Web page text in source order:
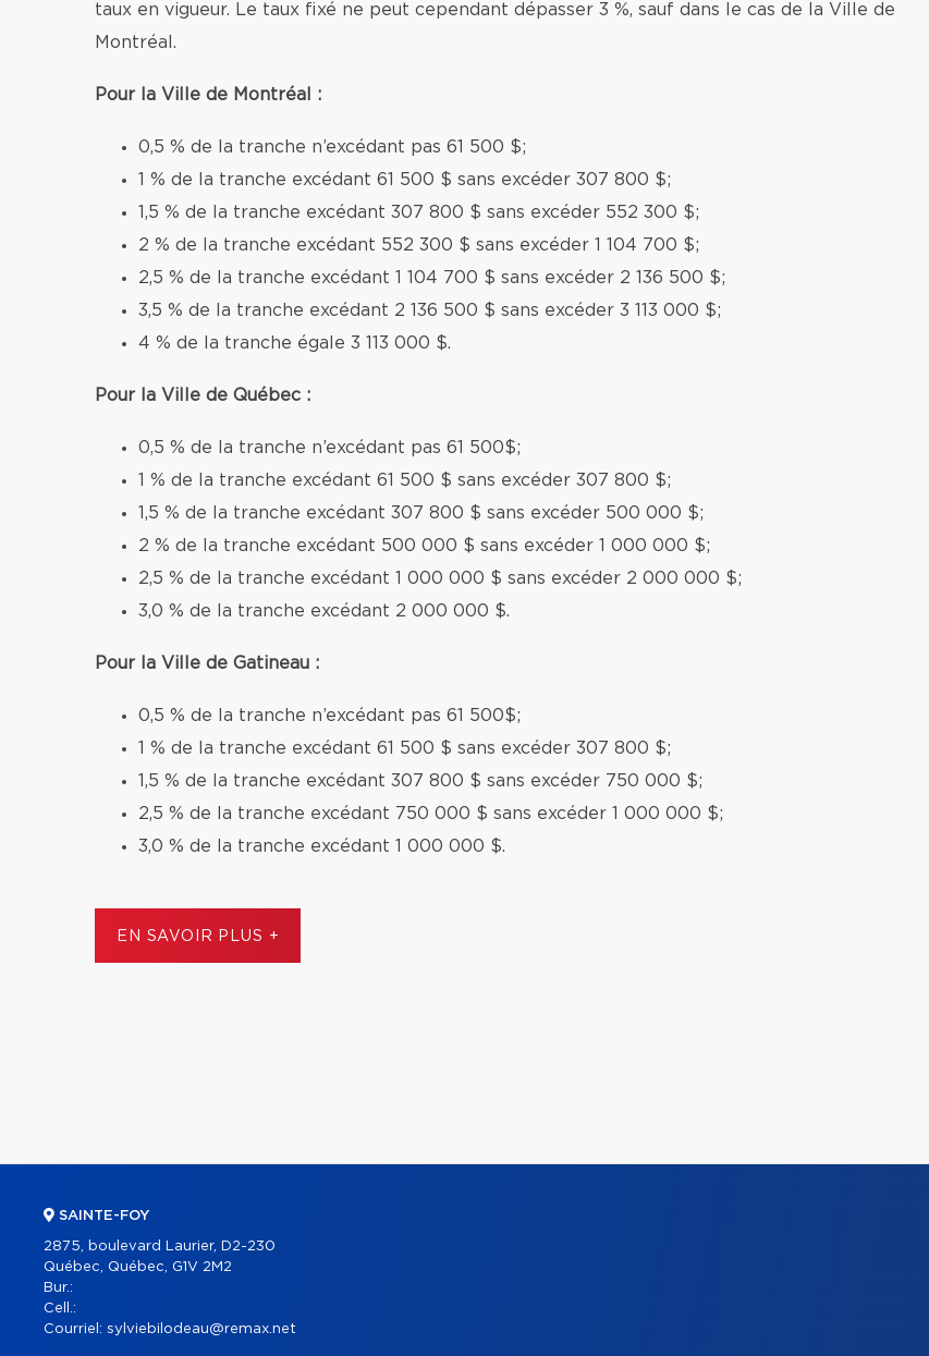
taux en vigueur. Le taux fixé ne peut cependant dépasser 3 %, sauf dans le cas de la Ville de
Montréal.
Pour la Ville de Montréal :
0,5 % de la tranche n’excédant pas 61 500 $;
1 % de la tranche excédant 61 500 $ sans excéder 307 800 $;
1,5 % de la tranche excédant 307 800 $ sans excéder 552 300 $;
2 % de la tranche excédant 552 300 $ sans excéder 1 104 700 $;
2,5 % de la tranche excédant 1 104 700 $ sans excéder 2 136 500 $;
3,5 % de la tranche excédant 2 136 500 $ sans excéder 3 113 000 $;
4 % de la tranche égale 3 113 000 $.
Pour la Ville de Québec :
0,5 % de la tranche n’excédant pas 61 500$;
1 % de la tranche excédant 61 500 $ sans excéder 307 800 $;
1,5 % de la tranche excédant 307 800 $ sans excéder 500 000 $;
2 % de la tranche excédant 500 000 $ sans excéder 1 000 000 $;
2,5 % de la tranche excédant 1 000 000 $ sans excéder 2 000 000 $;
3,0 % de la tranche excédant 2 000 000 $.
Pour la Ville de Gatineau :
0,5 % de la tranche n’excédant pas 61 500$;
1 % de la tranche excédant 61 500 $ sans excéder 307 800 $;
1,5 % de la tranche excédant 307 800 $ sans excéder 750 000 $;
2,5 % de la tranche excédant 750 000 $ sans excéder 1 000 000 $;
3,0 % de la tranche excédant 1 000 000 $.
EN SAVOIR PLUS +
SAINTE-FOY
2875, boulevard Laurier, D2-230
Québec, Québec, G1V 2M2
Bur.:
Cell.:
Courriel: sylviebilodeau@remax.net